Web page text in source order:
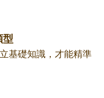
型
基礎知識，才能精準